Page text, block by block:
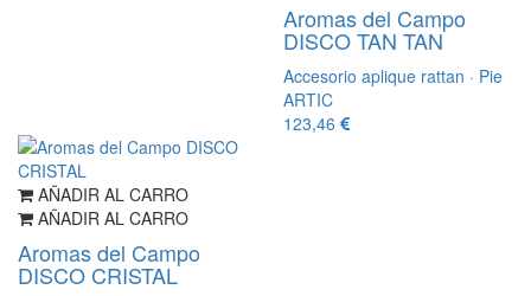
Aromas del Campo
DISCO TAN TAN
Accesorio aplique rattan · Pie
ARTIC
123,46
AÑADIR AL CARRO
AÑADIR AL CARRO
Aromas del Campo
DISCO CRISTAL